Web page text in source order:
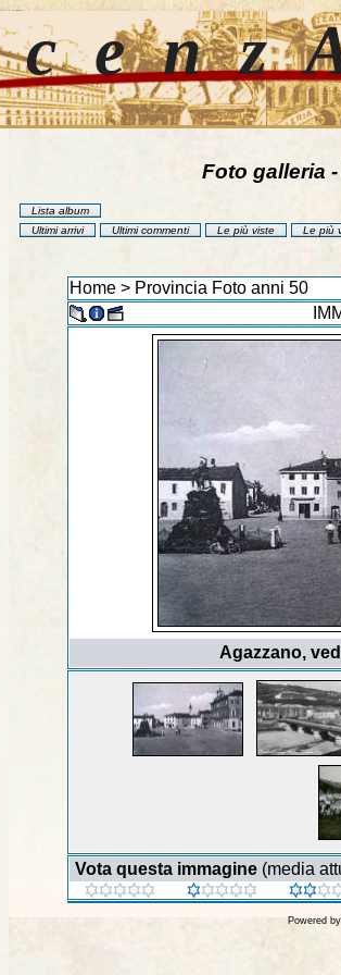
Foto galleria
Lista album
Ultimi arrivi
Ultimi commenti Le più viste Le più
Home> Provincia Foto anni 50
Agazzano,
Vota questa immagine(media
Powered by